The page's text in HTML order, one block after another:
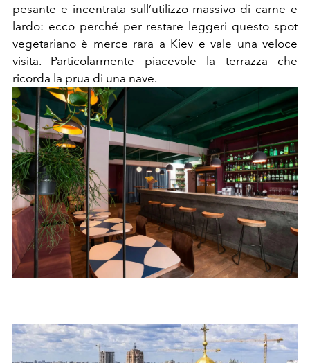
pesante e incentrata sull’utilizzo massivo di carne e
lardo: ecco perché per restare leggeri questo spot
vegetariano è merce rara a Kiev e vale una veloce
visita. Particolarmente piacevole la terrazza che
ricorda la prua di una nave.